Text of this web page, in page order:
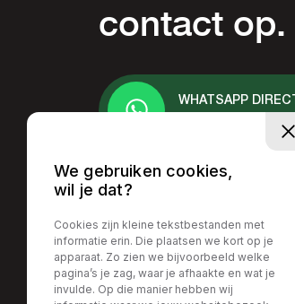
contact op.
WHATSAPP DIRECT
We gebruiken cookies,
wil je dat?
Cookies zijn kleine tekstbestanden met
informatie erin. Die plaatsen we kort op je
apparaat. Zo zien we bijvoorbeeld welke
pagina’s je zag, waar je afhaakte en wat je
invulde. Op die manier hebben wij